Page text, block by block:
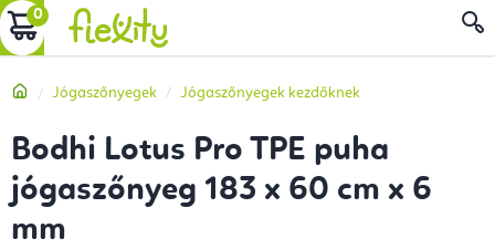
Ugrás
a
tartalomhoz
KOSÁR
Kezdőlap
Jógaszőnyegek Jógaszőnyegek kezdőknek
Bodhi Lotus Pro TPE puha
jógaszőnyeg 183 x 60 cm x 6
mm